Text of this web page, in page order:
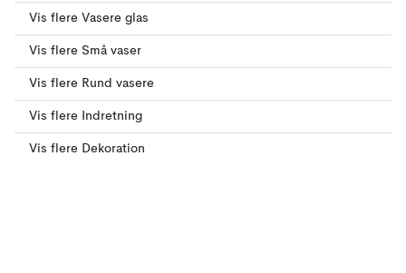
Vis flere Vasere glas
Vis flere Små vaser
Vis flere Rund vasere
Vis flere Indretning
Vis flere Dekoration